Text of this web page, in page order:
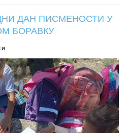
ДАН ПИСМЕНОСТИ У
БОРАВКУ